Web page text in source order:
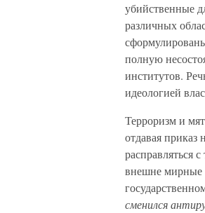
убийственные
различных
полную
институтов.
идеологией
Терроризм и
отдавая
расправляться
внешне мирные
сменился